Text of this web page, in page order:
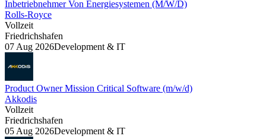
Inbetriebnehmer Von Energiesystemen (M/W/D)
Rolls-Royce
Vollzeit
Friedrichshafen
07 Aug 2026Development & IT
Product Owner Mission Critical Software (m/w/d)
Akkodis
Vollzeit
Friedrichshafen
05 Aug 2026Development & IT